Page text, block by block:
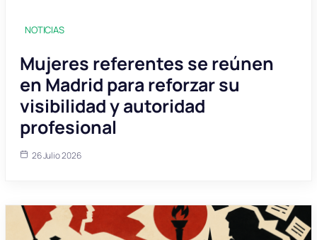
NOTICIAS
Mujeres referentes se reúnen
en Madrid para reforzar su
visibilidad y autoridad
profesional
26 Julio 2026